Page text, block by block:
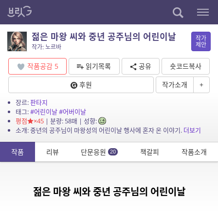
젊은 마왕 씨와 중년 공주님의 어린이날
작가: 노르바
작가
제안
작품공감 5 읽기목록 공유
숏코드복사
후원
작가소개 +
장르:판타지
태그:#어린이날#어버이날
평점
×45| 분량: 58매 | 성향:
소개: 중년의 공주님이 마왕성의 어린이날 행사에 혼자 온 이야기. 더보기
작품 리뷰 단문응원 20 책갈피 작품소개
젊은 마왕 씨와 중년 공주님의 어린이날